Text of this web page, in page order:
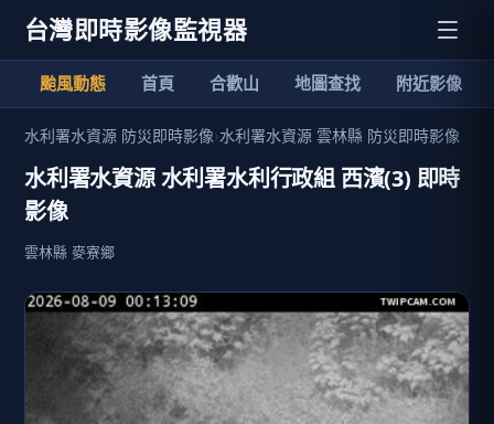
台灣即時影像監視器
颱風動態 首頁 合歡山 地圖查找 附近影像
水利署水資源 防災即時影像›水利署水資源 雲林縣 防災即時影像
水利署水資源 水利署水利行政組 西濱(3) 即時
影像
雲林縣 麥寮鄉